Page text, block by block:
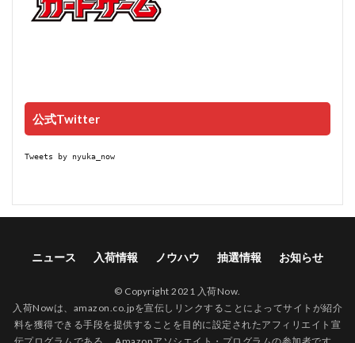
公式Twitter
Tweets by nyuka_now
ニュース 入荷情報 ノウハウ 抽選情報 お知らせ
© Copyright 2021 入荷Now.
入荷Nowは、amazon.co.jpを宣伝しリンクすることによってサイトが紹介
料を獲得できる手段を提供することを目的に設定されたアフィリエイト宣
伝プログラムである、 Amazonアソシエイト・プログラムの参加者です。